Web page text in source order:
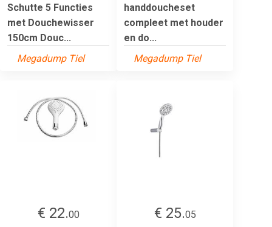
Schutte 5 Functies
met Douchewisser
150cm Douc...
Megadump Tiel
handdoucheset
compleet met houder
en do...
Megadump Tiel
€ 22.00
€ 25.05